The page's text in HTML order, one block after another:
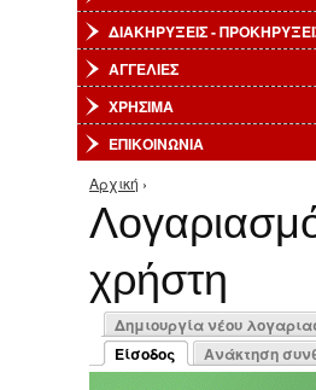
ΔΙΑΚΗΡΥΞΕΙΣ -
ΑΓΓΕΛΙΕΣ
ΧΡΗΣΙΜΑ
ΕΠΙΚΟΙΝΩΝΙΑ
Είστε εδώ
Αρχική ›
χρήστη
Πρωτεύουσες
Δημιουργία νέου
Είσοδος
(ενεργή καρτέλα)
Ανάκτηση